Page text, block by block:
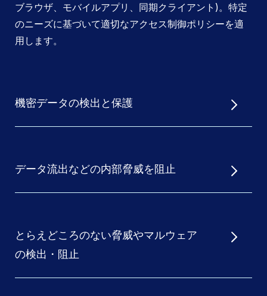
ブラウザ、モバイルアプリ、同期クライアント)。特定
のニーズに基づいて適切なアクセス制御ポリシーを適
用します。
機密データの検出と保護
データ流出などの内部脅威を阻止
とらえどころのない脅威やマルウェア
の検出・阻止